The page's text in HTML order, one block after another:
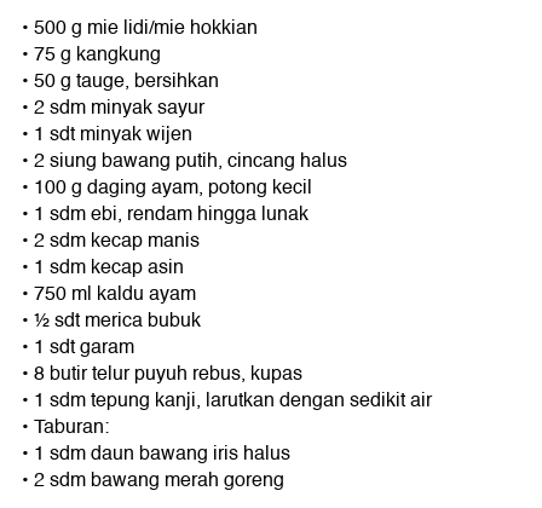
• 500 g mie lidi/mie hokkian
• 75 g kangkung
• 50 g tauge, bersihkan
• 2 sdm minyak sayur
• 1 sdt minyak wijen
• 2 siung bawang putih, cincang halus
• 100 g daging ayam, potong kecil
• 1 sdm ebi, rendam hingga lunak
• 2 sdm kecap manis
• 1 sdm kecap asin
• 750 ml kaldu ayam
• ½ sdt merica bubuk
• 1 sdt garam
• 8 butir telur puyuh rebus, kupas
• 1 sdm tepung kanji, larutkan dengan sedikit air
• Taburan:
• 1 sdm daun bawang iris halus
• 2 sdm bawang merah goreng